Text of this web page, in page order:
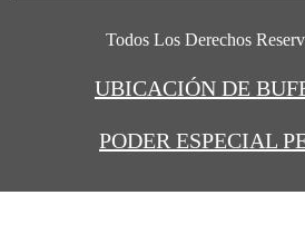
Todos Los Derechos
UBICACIÓN DE
PODER ESPECIAL